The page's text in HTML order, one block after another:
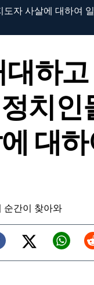
자 사살에 대하여
하
치인
대하
순간이 찾아와
Twitter